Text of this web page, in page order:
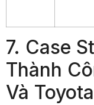
7. Case
Thành
Và Toyota